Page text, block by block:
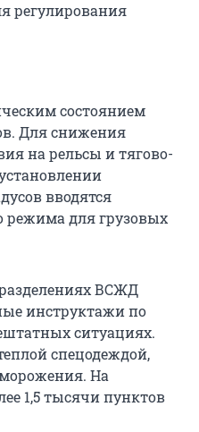
регулирования
состоянием
Для снижения
на рельсы и тягово-
вводятся
режима для грузовых
ВСЖД
инструктажи по
ситуациях.
спецодеждой,
На
1,5 тысячи пунктов